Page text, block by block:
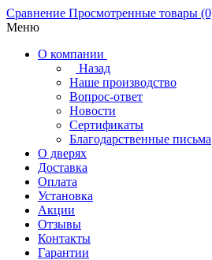
Сравнение Просмотренные товары
Меню
О компании
Назад
Наше производство
Вопрос-ответ
Новости
Сертификаты
Благодарственные письма
О дверях
Доставка
Оплата
Установка
Акции
Отзывы
Контакты
Гарантии